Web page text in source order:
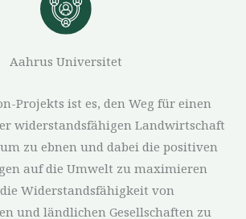
Aahrus Universitet
Projekts ist es, den Weg für einen
widerstandsfähigen Landwirtschaft
zu ebnen und dabei die positiven
auf die Umwelt zu maximieren
Widerstandsfähigkeit von
und ländlichen Gesellschaften zu